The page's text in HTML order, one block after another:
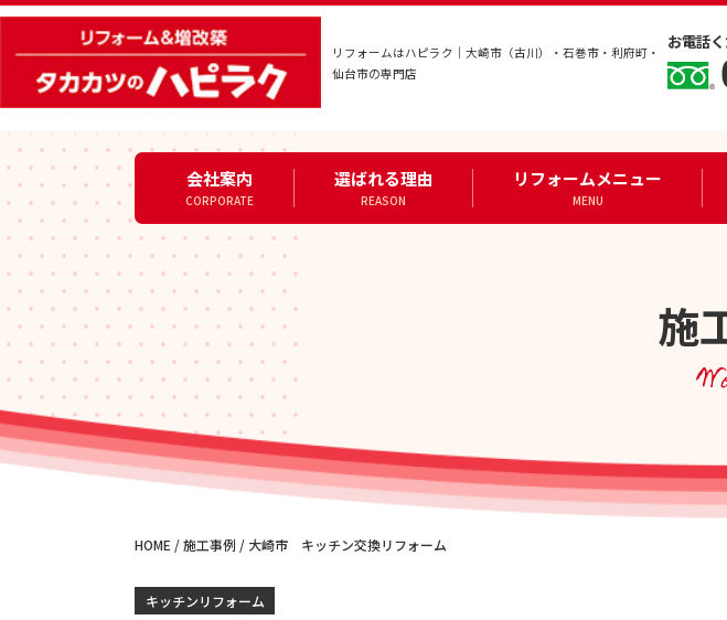
リフォームはハピラク｜大崎市（古川）・石巻市・利府町・
仙台市の専門店
お電話
会社案内
CORPORATE
選ばれる理由
REASON
リフォームメニュー
MENU
施
HOME /施工事例 / 大崎市 キッチン交換リフォーム
キッチンリフォーム